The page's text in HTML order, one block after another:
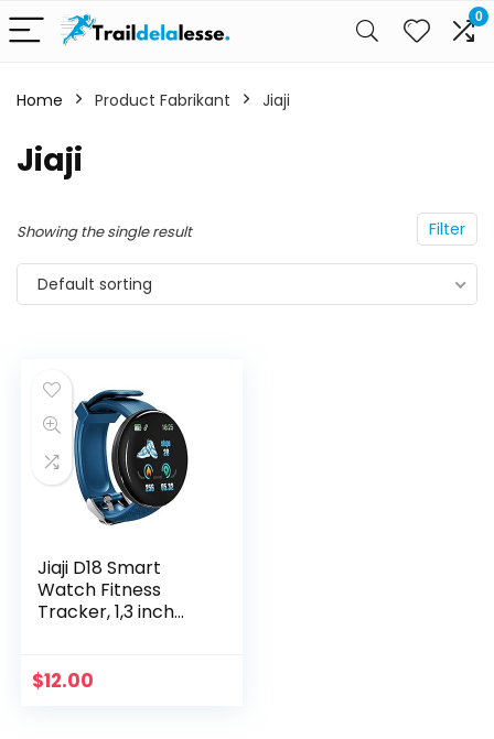
0
Home Product Fabrikant Jiaji
Jiaji
Filter
Showing the single result
Default sorting
Jiaji D18 Smart
Watch Fitness
Tracker, 1,3 inch
Waterdicht Sport
$12.00